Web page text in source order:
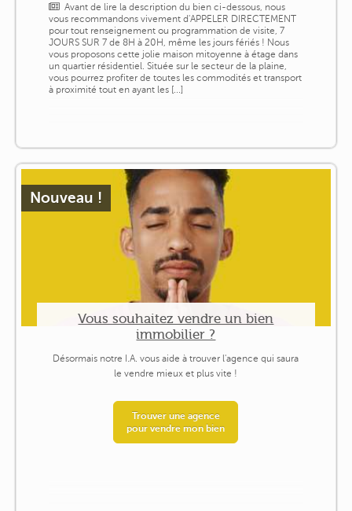
Avant de lire la description du bien ci-dessous, nous
vous recommandons vivement d'APPELER DIRECTEMENT
pour tout renseignement ou programmation de visite, 7
JOURS SUR 7 de 8H à 20H, même les jours fériés ! Nous
vous proposons cette jolie maison mitoyenne à étage dans
un quartier résidentiel. Située sur le secteur de la plaine,
vous pourrez profiter de toutes les commodités et transport
à proximité tout en ayant les [...]
Nouveau !
Vous souhaitez vendre un bien
immobilier ?
Désormais notre I.A. vous aide à trouver l'agence qui saura
le vendre mieux et plus vite !
Trouver une agence
pour vendre mon bien